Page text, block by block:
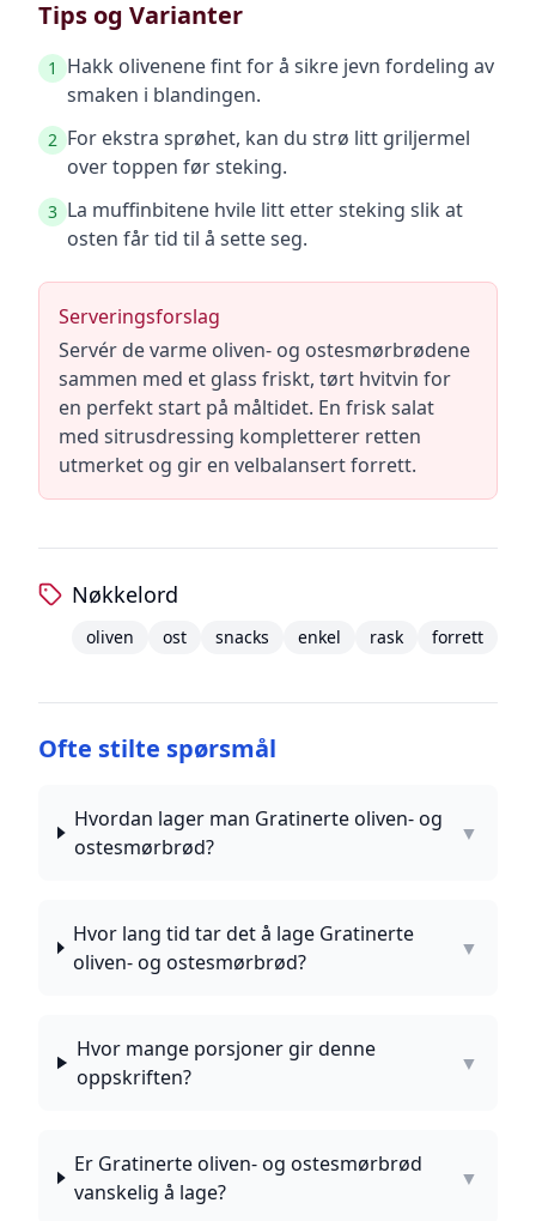
Tips og Varianter
1
Hakk olivenene fint for å sikre jevn fordeling av
smaken i blandingen.
2 For ekstra sprøhet, kan du strø litt griljermel
over toppen før steking.
3 La muffinbitene hvile litt etter steking slik at
osten får tid til å sette seg.
Serveringsforslag
Servér de varme oliven- og ostesmørbrødene
sammen med et glass friskt, tørt hvitvin for
en perfekt start på måltidet. En frisk salat
med sitrusdressing kompletterer retten
utmerket og gir en velbalansert forrett.
Nøkkelord
oliven ost snacks enkel rask forrett
Ofte stilte spørsmål
Hvordan lager man Gratinerte oliven- og
ostesmørbrød?
▼
Hvor lang tid tar det å lage Gratinerte
oliven- og ostesmørbrød?
▼
Hvor mange porsjoner gir denne
oppskriften?
▼
Er Gratinerte oliven- og ostesmørbrød
vanskelig å lage?
▼